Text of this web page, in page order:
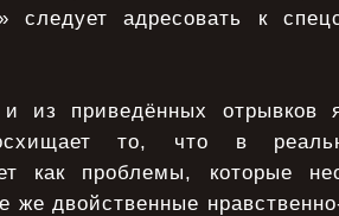
следует адресовать к
из приведённых отрывков
то, что в
как проблемы, которые
же двойственные